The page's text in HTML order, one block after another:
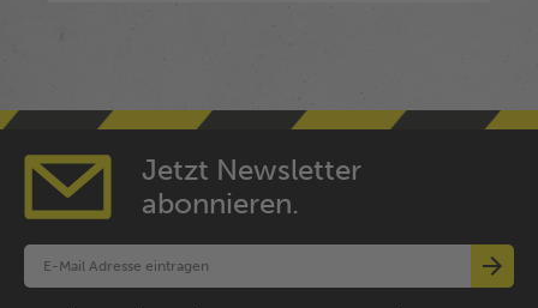
Jetzt Newsletter
abonnieren.